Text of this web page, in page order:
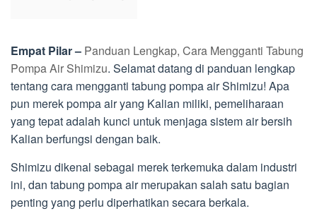
Empat Pilar – Panduan Lengkap, Cara Mengganti Tabung
Pompa Air Shimizu. Selamat datang di panduan lengkap
tentang cara mengganti tabung pompa air Shimizu! Apa
pun merek pompa air yang Kalian miliki, pemeliharaan
yang tepat adalah kunci untuk menjaga sistem air bersih
Kalian berfungsi dengan baik.
Shimizu dikenal sebagai merek terkemuka dalam industri
ini, dan tabung pompa air merupakan salah satu bagian
penting yang perlu diperhatikan secara berkala.